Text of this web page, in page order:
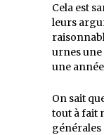
Cela est
leurs
urnes une
une
On sait
tout à fait
générales